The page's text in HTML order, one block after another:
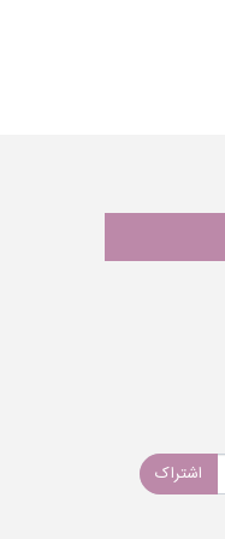
اشتراک